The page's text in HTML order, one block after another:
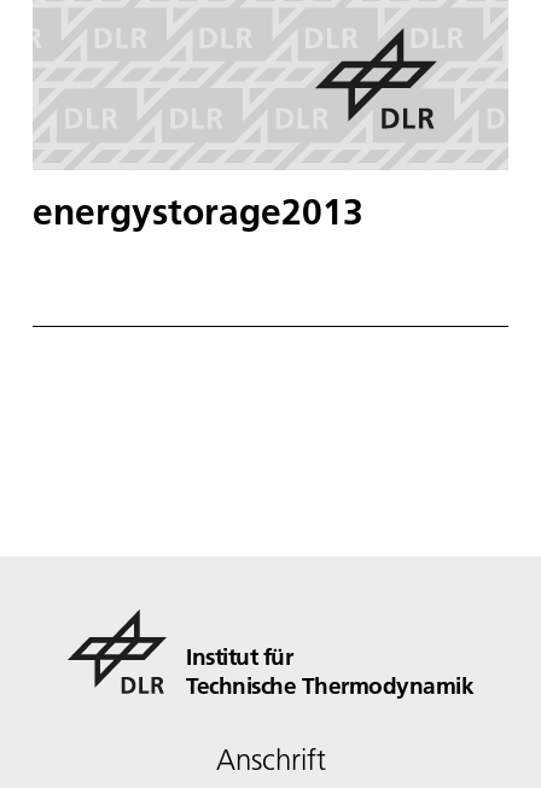
energystorage2013
Institut für
Technische Thermodynamik
Anschrift